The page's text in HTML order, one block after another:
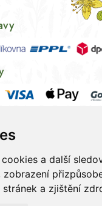
a další
a zjištění